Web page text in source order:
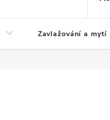
Zavlažování a mytí